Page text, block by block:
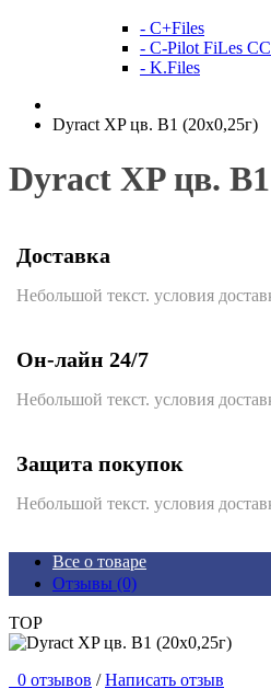
- C+Files
- C-Pilot FiLes CC
- K.Files
Dyract XP цв. В1 (20х0,25г)
Dyract XP цв.
Доставка
Небольшой текст. условия
Он-лайн 24/7
Небольшой текст. условия
Защита покупок
Небольшой текст. условия
Все о товаре
Отзывы (0)
TOP
0 отзывов / Написать отзыв